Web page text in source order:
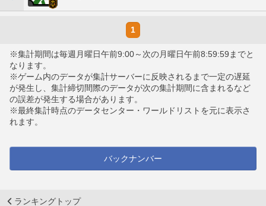
1
※集計期間は毎週月曜日午前9:00～次の月曜日午前8:59:59までと
なります。
※ゲーム内のデータが集計サーバーに反映されるまで一定の遅延
が発生し、集計締切間際のデータが次の集計期間に含まれるなど
の誤差が発生する場合があります。
※最終集計時点のデータセンター・ワールドリストを元に表示さ
れます。
バックナンバー
ランキングトップ